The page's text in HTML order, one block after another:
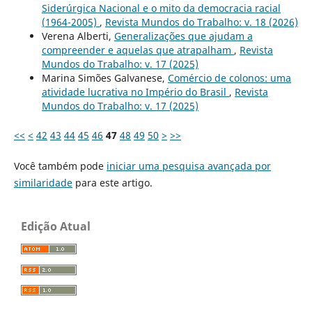
Siderúrgica Nacional e o mito da democracia racial
(1964-2005) , Revista Mundos do Trabalho: v. 18 (2026)
Verena Alberti, Generalizações que ajudam a
compreender e aquelas que atrapalham , Revista
Mundos do Trabalho: v. 17 (2025)
Marina Simões Galvanese, Comércio de colonos: uma
atividade lucrativa no Império do Brasil , Revista
Mundos do Trabalho: v. 17 (2025)
<< < 42 43 44 45 46 47 48 49 50 > >>
Você também pode iniciar uma pesquisa avançada por
similaridadepara este artigo.
Edição Atual